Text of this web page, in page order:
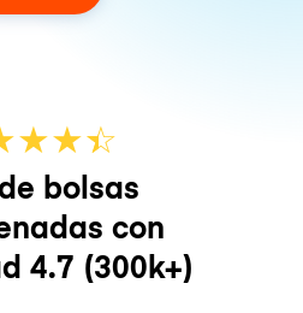
★★☆
★
bolsas
con
4.7 (300k+)